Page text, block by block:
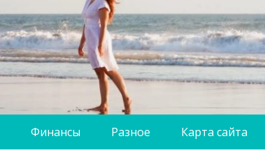
Финансы Разное Карта сайта